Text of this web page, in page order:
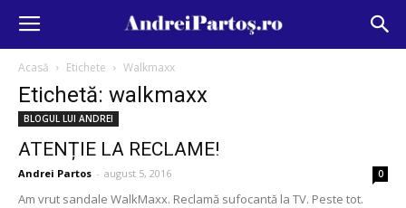
Acasă Etichete Walkmaxx
Etichetă: walkmaxx
BLOGUL LUI ANDREI
ATENȚIE LA RECLAME!
Andrei Partos - august 5, 2016 0
Am vrut sandale WalkMaxx. Reclamă sufocantă la TV. Peste tot.